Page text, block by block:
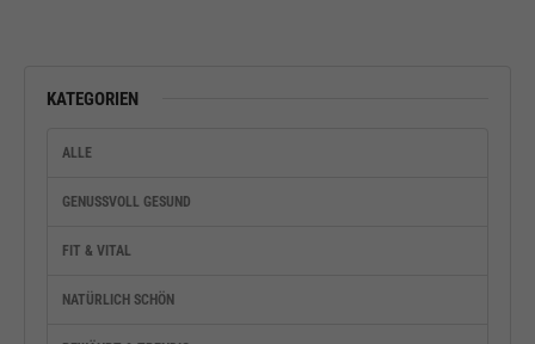
KATEGORIEN
ALLE
GENUSSVOLL GESUND
FIT & VITAL
NATÜRLICH SCHÖN